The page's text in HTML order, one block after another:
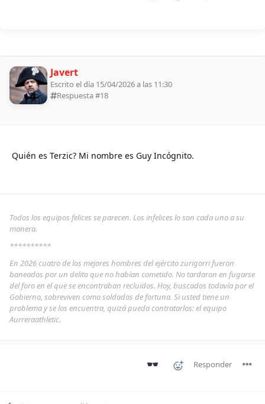
Javert
Escrito el día 15/04/2026 a las 11:30
Respuesta #18
Quién es Terzic? Mi nombre es Guy Incógnito.
Todos los equipos felices se parecen. Los infelices lo son cada uno a su
manera.
**********
En 2026 cuatro de los mejores hombres del ejército zurigorri fueron
baneados por un delito que no habían cometido. No tardaron en fugarse
del foro en el que se encontraban recluidos. Hoy, buscados todavía por el
Gobierno, sobreviven como soldados de fortuna. Si usted tiene un
problema y se los encuentra, quizá pueda contratarlos: el equipo
Aurreraathletic.
Responder